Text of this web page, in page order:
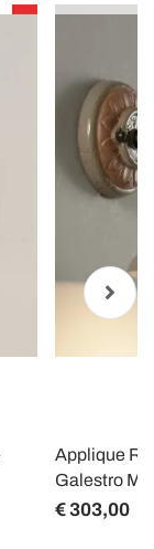
Applique
Galestro
€ 303,00